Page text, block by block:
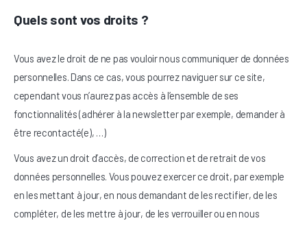
Quels sont vos droits ?
Vous avez le droit de ne pas vouloir nous communiquer de données
personnelles. Dans ce cas, vous pourrez naviguer sur ce site,
cependant vous n’aurez pas accès à l’ensemble de ses
fonctionnalités (adhérer à la newsletter par exemple, demander à
être recontacté(e), …)
Vous avez un droit d’accès, de correction et de retrait de vos
données personnelles. Vous pouvez exercer ce droit, par exemple
en les mettant à jour, en nous demandant de les rectifier, de les
compléter, de les mettre à jour, de les verrouiller ou en nous